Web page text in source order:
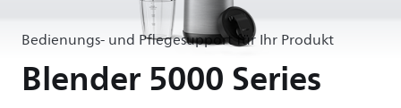
Bedienungs- und Pflegesupport für Ihr Produkt
Blender 5000 Series